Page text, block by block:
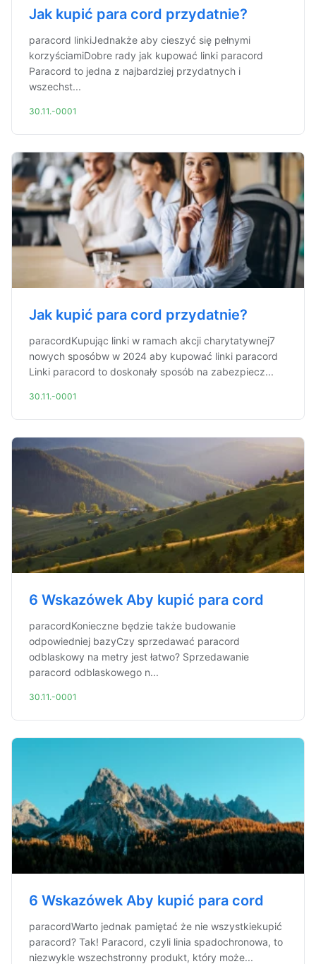
Jak kupić para cord przydatnie?
paracord linkiJednakże aby cieszyć się pełnymi
korzyściamiDobre rady jak kupować linki paracord
Paracord to jedna z najbardziej przydatnych i
wszechst...
30.11.-0001
Jak kupić para cord przydatnie?
paracordKupując linki w ramach akcji charytatywnej7
nowych sposóbw w 2024 aby kupować linki paracord
Linki paracord to doskonały sposób na zabezpiecz...
30.11.-0001
6 Wskazówek Aby kupić para cord
paracordKonieczne będzie także budowanie
odpowiedniej bazyCzy sprzedawać paracord
odblaskowy na metry jest łatwo? Sprzedawanie
paracord odblaskowego n...
30.11.-0001
6 Wskazówek Aby kupić para cord
paracordWarto jednak pamiętać że nie wszystkiekupić
paracord? Tak! Paracord, czyli linia spadochronowa, to
niezwykle wszechstronny produkt, który może...